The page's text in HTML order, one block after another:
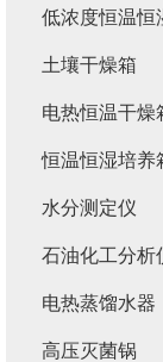
低浓度恒温恒
土壤干燥箱
电热恒温干燥
恒温恒湿培养
水分测定仪
石油化工分析
电热蒸馏水器
高压灭菌锅